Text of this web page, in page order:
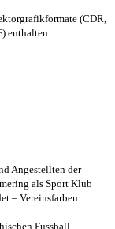
(CDR,
enthalten.
Angestellten der
als Sport Klub
– Vereinsfarben:
Fussball